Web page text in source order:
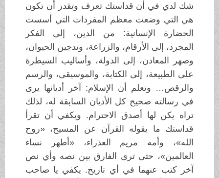
شك لدي في أن قداستك تعرف وتقدر أن تكون
هي التي وضعت معظم المفردات التي أسست
الحضارة الإنسانية: من الدين، إلى الفكر
المجرد، إلى الأرقام، والزراعة، وتدجين الحيوان،
وصهر المعادن، إلى الدولة، وأساليب السيطرة
على الطبيعة، إلى الكتابة، والموسيقى، والرسم
والرقص… وتعلم أن الإسلام: آخر أديانها يرى
في رسالته صحيح كل الأديان السابقة له، لذلك
تراه يكن لها أصدق الاحترام. ويكفي أن تقرأ
قداستك ما يقوله القرآن عن المسيح، «روح
الله»، وأمه مريم العذراء، «أطهر نساء
العالمين»، حتى ترى الفارق بين نصه وأي نص
آخر كتب عنهما في أي تاريخ. يكفي يا صاحب